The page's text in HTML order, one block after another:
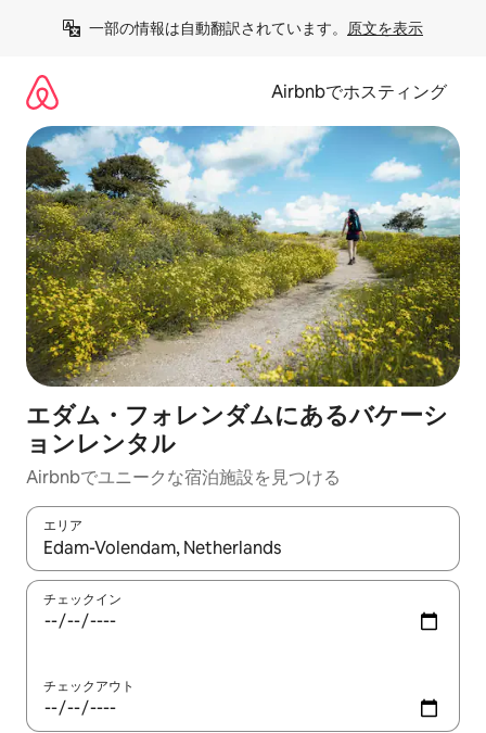
一部の情報は自動翻訳されています。 原文を表示
Airbnbでホスティング
エダム・フォレンダムにあるバケーシ
ョンレンタル
Airbnbでユニークな宿泊施設を見つける
エリア
検索結果が表示されたら、上下の矢印キーを使って移動するか
チェックイン
チェックアウト